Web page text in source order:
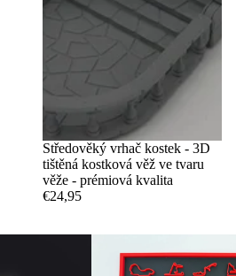
Středověký vrhač kostek - 3D
tištěná kostková věž ve tvaru
věže - prémiová kvalita
€24,95